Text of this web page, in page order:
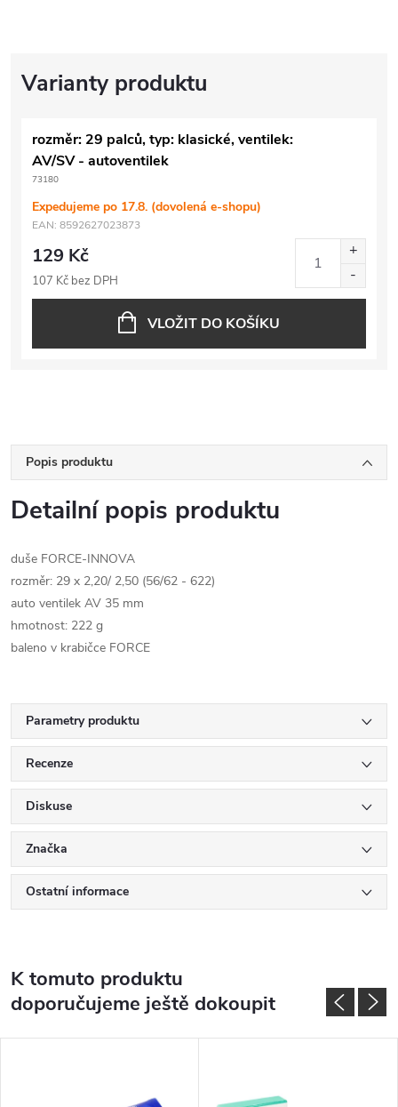
rozměr: 29 palců, typ: klasické, ventilek:
AV/SV - autoventilek
73180
Expedujeme po 17.8. (dovolená e-shopu)
EAN: 8592627023873
129 Kč
107 Kč bez DPH
VLOŽIT DO KOŠÍKU
Popis produktu
Detailní popis produktu
duše FORCE-INNOVA
rozměr: 29 x 2,20/ 2,50 (56/62 - 622)
auto ventilek AV 35 mm
hmotnost: 222 g
baleno v krabičce FORCE
Parametry produktu
Recenze
Diskuse
Značka
Ostatní informace
K tomuto produktu
doporučujeme ještě dokoupit